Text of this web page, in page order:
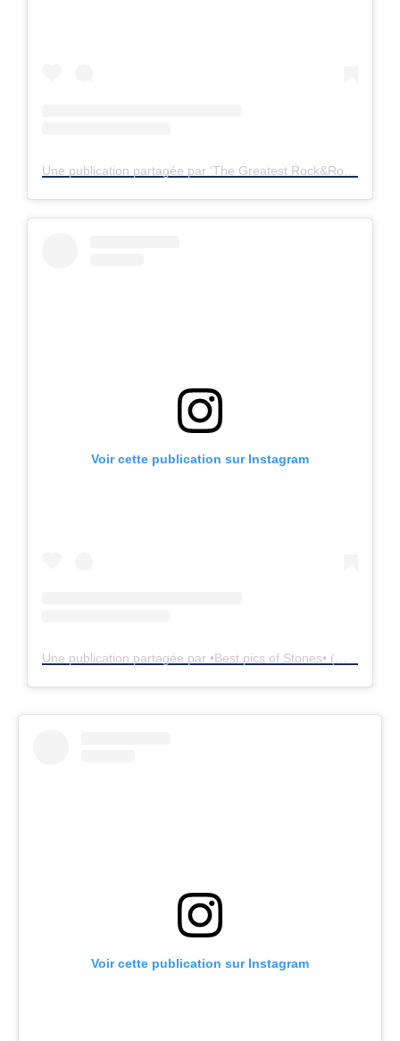
Voir cette publication sur Instagram
Une publication partagée par •Best pics of Stones• (@best_pics_of_stones)
Voir cette publication sur Instagram